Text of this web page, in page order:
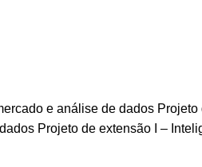
e análise de dados Projeto
Projeto de extensão I –